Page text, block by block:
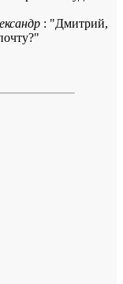
: "Дмитрий,